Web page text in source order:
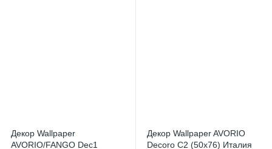
Декор Wallpaper
AVORIO/FANGO Dec1
Декор Wallpaper AVORIO
Decoro C2 (50x76) Италия